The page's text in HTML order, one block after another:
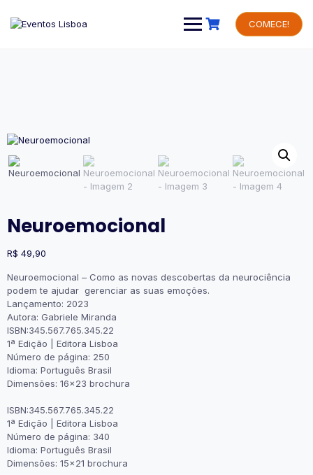
content
COMECE!
Neuroemocional
R$ 49,90
Neuroemocional – Como as novas descobertas da neurociência
podem te ajudar gerenciar as suas emoções.
Lançamento: 2023
Autora: Gabriele Miranda
ISBN:345.567.765.345.22
1ª Edição | Editora Lisboa
Número de página: 250
Idioma: Português Brasil
Dimensões: 16×23 brochura
ISBN:345.567.765.345.22
1ª Edição | Editora Lisboa
Número de página: 340
Idioma: Português Brasil
Dimensões: 15×21 brochura